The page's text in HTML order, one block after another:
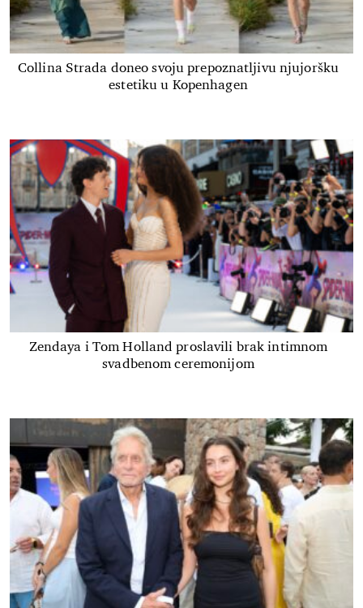
Collina Strada doneo svoju prepoznatljivu njujoršku
estetiku u Kopenhagen
Zendaya i Tom Holland proslavili brak intimnom
svadbenom ceremonijom